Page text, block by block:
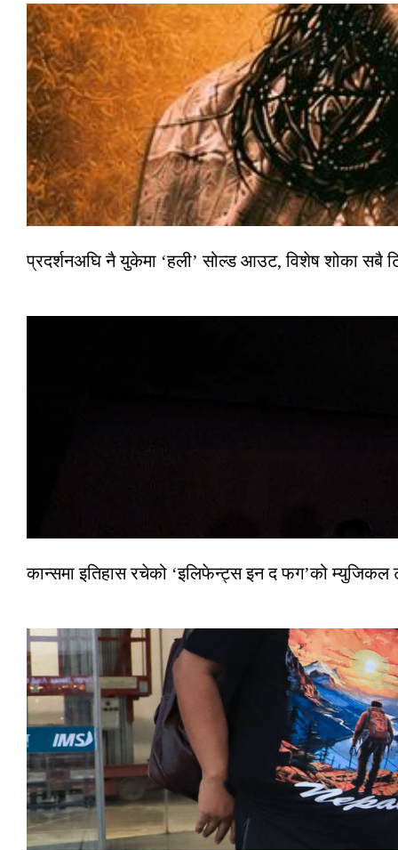
प्रदर्शनअघि नै युकेमा ‘हली’ सोल्ड आउट, विशेष शोका सबै
कान्समा इतिहास रचेको ‘इलिफेन्ट्स इन द फग’को म्युजिकल